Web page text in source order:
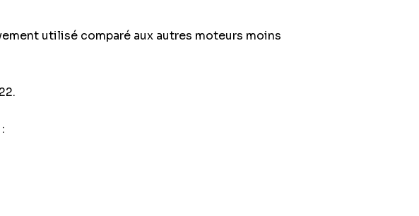
utilisé comparé aux autres moteurs moins